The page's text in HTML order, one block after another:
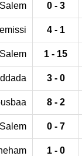
0 - 3
4 - 1
1 - 15
3 - 0
8 - 2
0 - 7
1 - 0